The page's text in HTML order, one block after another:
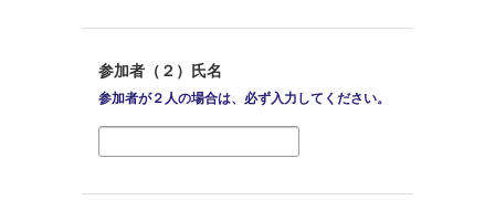
参加者（２）氏名
参加者が２人の場合は、必ず入力してください。